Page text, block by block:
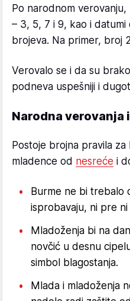
Po narodnom
– 3, 5, 7 i 9, kao i
brojeva. Na primer, broj
Verovalo se i da su
podneva uspešniji i
Narodna verovanja
Postoje brojna pravila
mladence od nesreće i
Burme ne bi trebalo
isprobavaju, ni pre
Mladoženja bi na
novčić u desnu
simbol blagostanja.
Mlada i mladoženja